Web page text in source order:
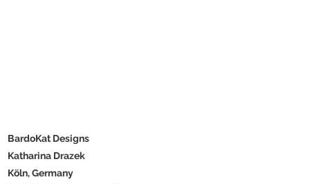
BardoKat Designs
Katharina Drazek
Köln, Germany